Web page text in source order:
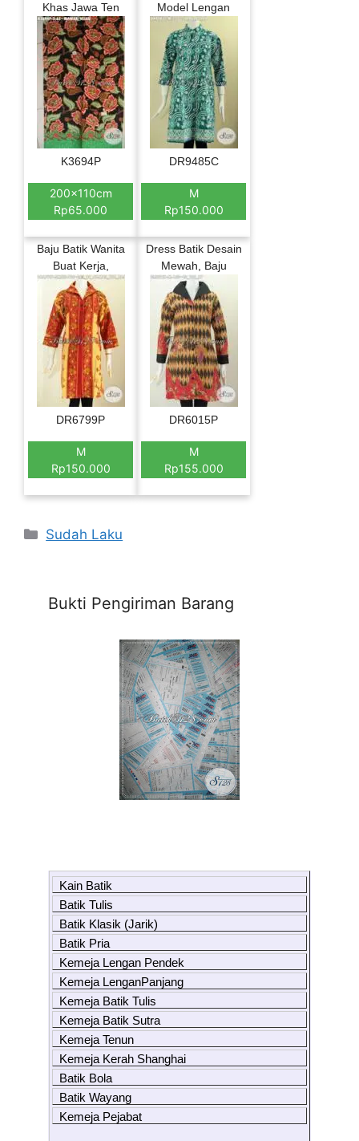
Khas Jawa Ten
K3694P
200x110cm
Rp65.000
Model Lengan
DR9485C
M
Rp150.000
Baju Batik Wanita
Buat Kerja,
DR6799P
M
Rp150.000
Dress Batik Desain
Mewah, Baju
DR6015P
M
Rp155.000
Categories
Sudah Laku
Bukti Pengiriman Barang
Kain Batik
Batik Tulis
Batik Klasik (Jarik)
Batik Pria
Kemeja Lengan Pendek
Kemeja LenganPanjang
Kemeja Batik Tulis
Kemeja Batik Sutra
Kemeja Tenun
Kemeja Kerah Shanghai
Batik Bola
Batik Wayang
Kemeja Pejabat